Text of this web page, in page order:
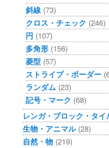
斜線 (73)
クロス・チェック (246)
円 (107)
多角形 (156)
菱型 (57)
ストライプ・ボーダー
ランダム (23)
記号・マーク (68)
レンガ・ブロック・タイ
生物・アニマル(28)
自然・物 (219)